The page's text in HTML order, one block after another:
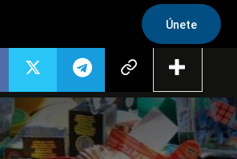
Únete